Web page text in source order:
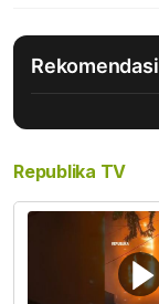
Rekomendasi
Republika TV